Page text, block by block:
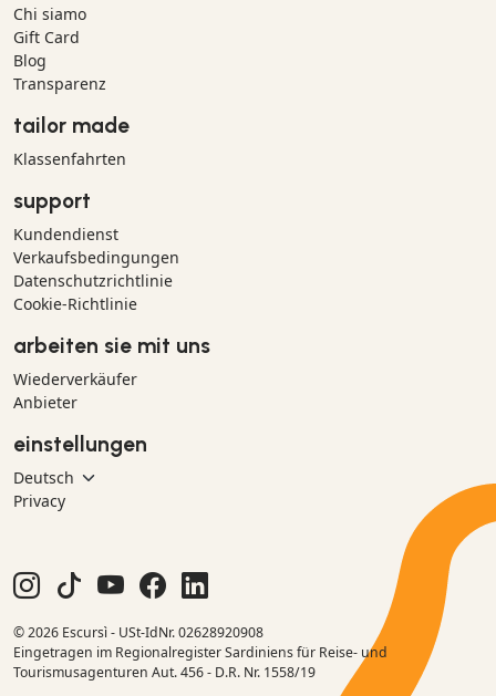
Chi siamo
Gift Card
Blog
Transparenz
tailor made
Klassenfahrten
support
Kundendienst
Verkaufsbedingungen
Datenschutzrichtlinie
Cookie-Richtlinie
arbeiten sie mit uns
Wiederverkäufer
Anbieter
einstellungen
Privacy
© 2026 Escursì - USt-IdNr. 02628920908
Eingetragen im Regionalregister Sardiniens für Reise- und
Tourismusagenturen Aut. 456 - D.R. Nr. 1558/19